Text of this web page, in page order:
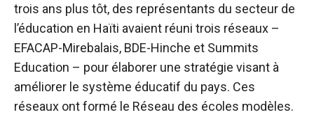
trois ans plus tôt, des représentants du secteur de
l’éducation en Haïti avaient réuni trois réseaux –
EFACAP-Mirebalais, BDE-Hinche et Summits
Education – pour élaborer une stratégie visant à
améliorer le système éducatif du pays. Ces
réseaux ont formé le Réseau des écoles modèles.